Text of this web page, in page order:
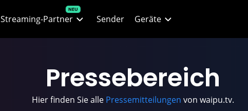
Streaming-Partner
Disney+
Sender Geräte
waipu.tv Stick
waipu.tv Box
Pressebereich
Hier finden Sie alle Pressemitteilungen von waipu.tv.